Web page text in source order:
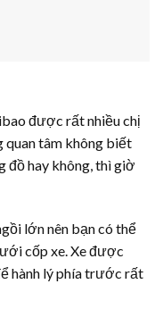
được rất nhiều chị
quan tâm không biết
đồ hay không, thì giờ
lớn nên bạn có thể
cốp xe. Xe được
hành lý phía trước rất